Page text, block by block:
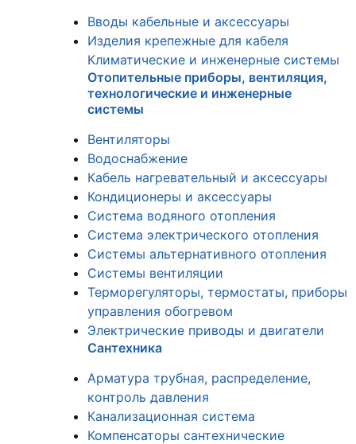
Вводы кабельные и аксессуары
Изделия крепежные для кабеля
Климатические и инженерные системы
Отопительные приборы, вентиляция,
технологические и инженерные
системы
Вентиляторы
Водоснабжение
Кабель нагревательный и аксессуары
Кондиционеры и аксессуары
Система водяного отопления
Система электрического отопления
Системы альтернативного отопления
Системы вентиляции
Терморегуляторы, термостаты, приборы
управления обогревом
Электрические приводы и двигатели
Сантехника
Арматура трубная, распределение,
контроль давления
Канализационная система
Компенсаторы сантехнические